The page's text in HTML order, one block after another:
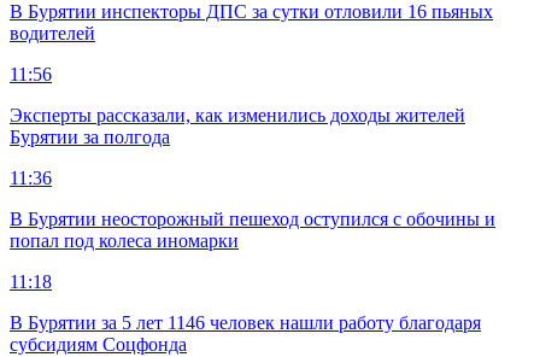
В Бурятии инспекторы ДПС за сутки отловили 16 пьяных
водителей
11:56
Эксперты рассказали, как изменились доходы жителей
Бурятии за полгода
11:36
В Бурятии неосторожный пешеход оступился с обочины и
попал под колеса иномарки
11:18
В Бурятии за 5 лет 1146 человек нашли работу благодаря
субсидиям Соцфонда